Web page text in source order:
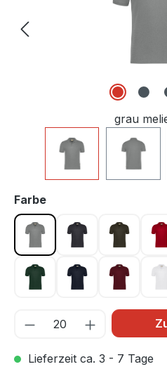
grau
Farbeauswählen
grau meliert 015karbongrau 064
olive 065
tanne 072tinte 034 weinrot
Lieferzeit ca. 3 - 7 Tage